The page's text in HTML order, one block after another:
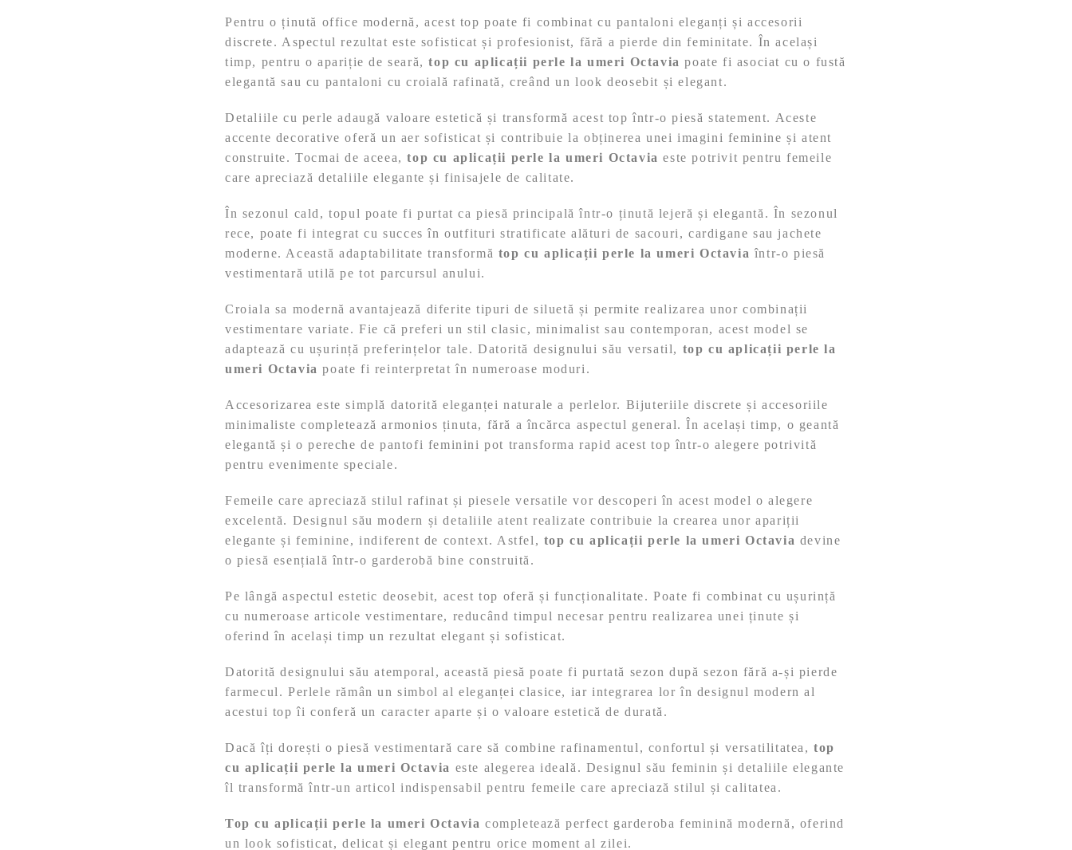
Pentru o ținută office modernă, acest top poate fi combinat cu pantaloni eleganți și accesorii
discrete. Aspectul rezultat este sofisticat și profesionist, fără a pierde din feminitate. În același
timp, pentru o apariție de seară,top cu aplicații perle la umeri Octavia poate fi asociat cu o fustă
elegantă sau cu pantaloni cu croială rafinată, creând un look deosebit și elegant.
Detaliile cu perle adaugă valoare estetică și transformă acest top într-o piesă statement. Aceste
accente decorative oferă un aer sofisticat și contribuie la obținerea unei imagini feminine și atent
construite. Tocmai de aceea,top cu aplicații perle la umeri Octavia este potrivit pentru femeile
care apreciază detaliile elegante și finisajele de calitate.
În sezonul cald, topul poate fi purtat ca piesă principală într-o ținută lejeră și elegantă. În sezonul
rece, poate fi integrat cu succes în outfituri stratificate alături de sacouri, cardigane sau jachete
moderne. Această adaptabilitate transformă top cu aplicații perle la umeri Octavia într-o piesă
vestimentară utilă pe tot parcursul anului.
Croiala sa modernă avantajează diferite tipuri de siluetă și permite realizarea unor combinații
vestimentare variate. Fie că preferi un stil clasic, minimalist sau contemporan, acest model se
adaptează cu ușurință preferințelor tale. Datorită designului său versatil, top cu aplicații perle la
umeri Octavia poate fi reinterpretat în numeroase moduri.
Accesorizarea este simplă datorită eleganței naturale a perlelor. Bijuteriile discrete și accesoriile
minimaliste completează armonios ținuta, fără a încărca aspectul general. În același timp, o geantă
elegantă și o pereche de pantofi feminini pot transforma rapid acest top într-o alegere potrivită
pentru evenimente speciale.
Femeile care apreciază stilul rafinat și piesele versatile vor descoperi în acest model o alegere
excelentă. Designul său modern și detaliile atent realizate contribuie la crearea unor apariții
elegante și feminine, indiferent de context. Astfel, top cu aplicații perle la umeri Octavia devine
o piesă esențială într-o garderobă bine construită.
Pe lângă aspectul estetic deosebit, acest top oferă și funcționalitate. Poate fi combinat cu ușurință
cu numeroase articole vestimentare, reducând timpul necesar pentru realizarea unei ținute și
oferind în același timp un rezultat elegant și sofisticat.
Datorită designului său atemporal, această piesă poate fi purtată sezon după sezon fără a-și pierde
farmecul. Perlele rămân un simbol al eleganței clasice, iar integrarea lor în designul modern al
acestui top îi conferă un caracter aparte și o valoare estetică de durată.
Dacă îți dorești o piesă vestimentară care să combine rafinamentul, confortul și versatilitatea,top
cu aplicații perle la umeri Octavia este alegerea ideală. Designul său feminin și detaliile elegante
îl transformă într-un articol indispensabil pentru femeile care apreciază stilul și calitatea.
Top cu aplicații perle la umeri Octavia completează perfect garderoba feminină modernă, oferind
un look sofisticat, delicat și elegant pentru orice moment al zilei.